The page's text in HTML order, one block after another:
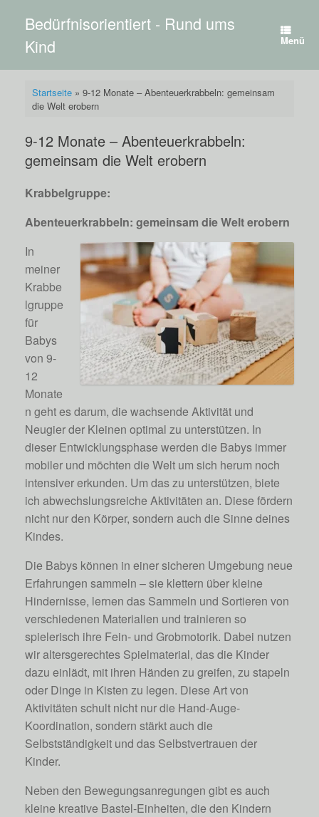
springenBedürfnisorientiert - Rund ums
Kind
Menü
Startseite» 9-12 Monate – Abenteuerkrabbeln: gemeinsam
die Welt erobern
9-12 Monate – Abenteuerkrabbeln:
gemeinsam die Welt erobern
Krabbelgruppe:
Abenteuerkrabbeln: gemeinsam die Welt erobern
In
meiner
Krabbe
lgruppe
für
Babys
von 9-
12
Monate
n geht es darum, die wachsende Aktivität und
Neugier der Kleinen optimal zu unterstützen. In
dieser Entwicklungsphase werden die Babys immer
mobiler und möchten die Welt um sich herum noch
intensiver erkunden. Um das zu unterstützen, biete
ich abwechslungsreiche Aktivitäten an. Diese fördern
nicht nur den Körper, sondern auch die Sinne deines
Kindes.
Die Babys können in einer sicheren Umgebung neue
Erfahrungen sammeln – sie klettern über kleine
Hindernisse, lernen das Sammeln und Sortieren von
verschiedenen Materialien und trainieren so
spielerisch ihre Fein- und Grobmotorik. Dabei nutzen
wir altersgerechtes Spielmaterial, das die Kinder
dazu einlädt, mit ihren Händen zu greifen, zu stapeln
oder Dinge in Kisten zu legen. Diese Art von
Aktivitäten schult nicht nur die Hand-Auge-
Koordination, sondern stärkt auch die
Selbstständigkeit und das Selbstvertrauen der
Kinder.
Neben den Bewegungsanregungen gibt es auch
kleine kreative Bastel-Einheiten, die den Kindern